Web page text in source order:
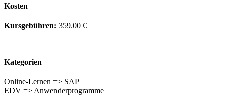
Kosten
Kursgebühren: 359.00 €
Kategorien
Online-Lernen => SAP
EDV => Anwenderprogramme